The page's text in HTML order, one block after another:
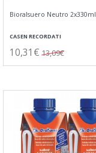
Bioralsuero Neutro 2x330ml
CASEN RECORDATI
10,31€ 13,09€